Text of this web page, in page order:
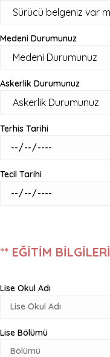
Medeni Durumunuz
Askerlik Durumunuz
Terhis Tarihi
Tecil Tarihi
** EĞİTİM BİLGİLERİ
Lise Okul Adı
Lise Bölümü